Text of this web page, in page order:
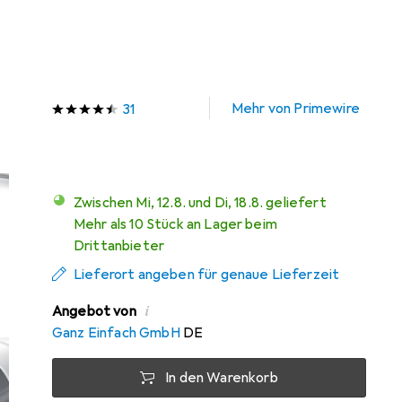
31 Mehr von Primewire
Zwischen Mi, 12.8. und Di, 18.8. geliefert
Mehr als 10 Stück an Lager beim
Drittanbieter
Lieferort angeben für genaue Lieferzeit
Angebot von i
Ganz Einfach GmbH DE
In den Warenkorb